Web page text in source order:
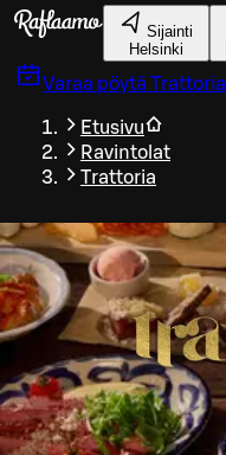
Siirry pääsisältöön
Sijainti
Helsinki
Varaa pöytä Trattoria
Etusivu
Ravintolat
Trattoria